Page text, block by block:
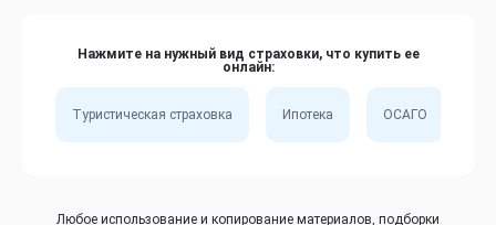
Нажмите на нужный вид страховки, что купить ее
онлайн:
Туристическая страховка Ипотека ОСАГО
Любое использование и копирование материалов, подборки